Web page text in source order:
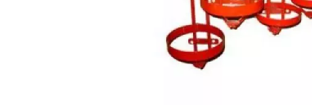
Сегодня
25%